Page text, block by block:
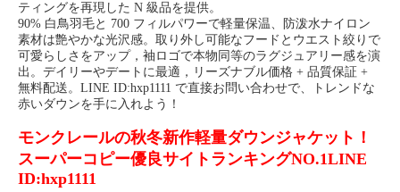
ティングを再現した N 級品を提供。
90% 白鳥羽毛と 700 フィルパワーで軽量保温、防泼水ナイロン
素材は艶やかな光沢感。取り外し可能なフードとウエスト絞りで
可愛らしさをアップ，袖ロゴで本物同等のラグジュアリー感を演
出。デイリーやデートに最適，リーズナブル価格 + 品質保証 +
無料配送。LINE ID:hxp1111 で直接お問い合わせで、トレンドな
赤いダウンを手に入れよう！
モンクレールの秋冬新作軽量ダウンジャケット！
スーパーコピー優良サイトランキングNO.1LINE
ID:hxp1111